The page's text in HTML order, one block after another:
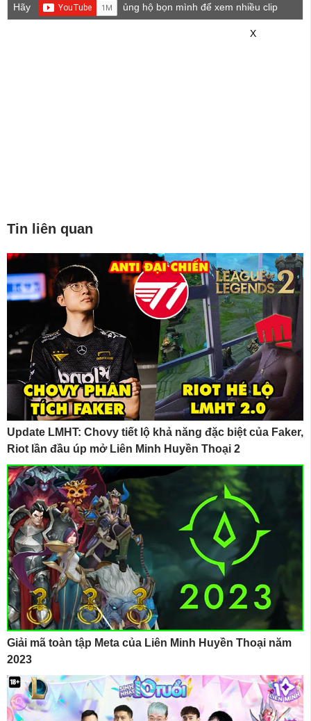
Hãy
ủng hộ bọn mình để xem nhiều clip
X
Tin liên quan
Update LMHT: Chovy tiết lộ khả năng đặc biệt của Faker,
Riot lần đầu úp mở Liên Minh Huyền Thoại 2
Giải mã toàn tập Meta của Liên Minh Huyền Thoại năm
2023